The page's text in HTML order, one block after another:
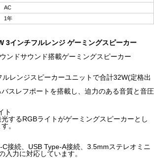
AC
1年
3インチフルレンジ ゲーミングスピーカー
ンドサウンド搭載ゲーミングスピーカー
レンジスピーカーユニットで合計32W(定格出
スレフポートを搭載し、迫力のある音質と音圧
ト
するRGBライトがゲーミングスピーカーとし
。
接続、USB Type-A接続、3.5mmステレオミニ
入力に対応しています。